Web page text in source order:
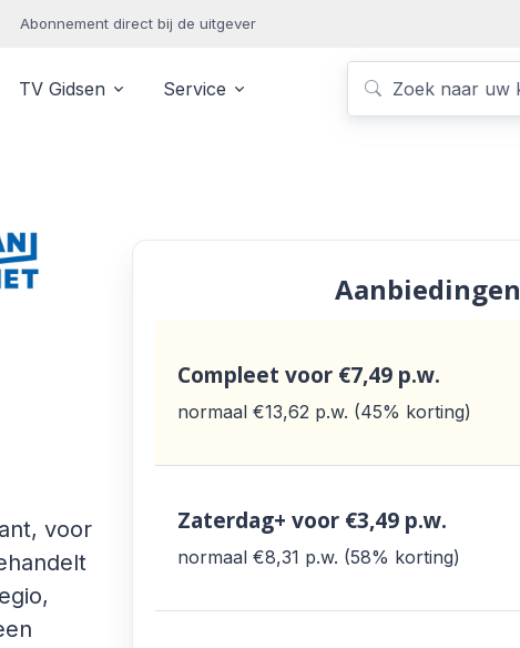
Abonnement direct bij de uitgever
TV Gidsen Service
voor
Aanbiedingen
Compleet voor €7,49 p.w.
normaal €13,62 p.w. 45% korting
Zaterdag+ voor €3,49 p.w.
normaal €8,31 p.w. 58% korting